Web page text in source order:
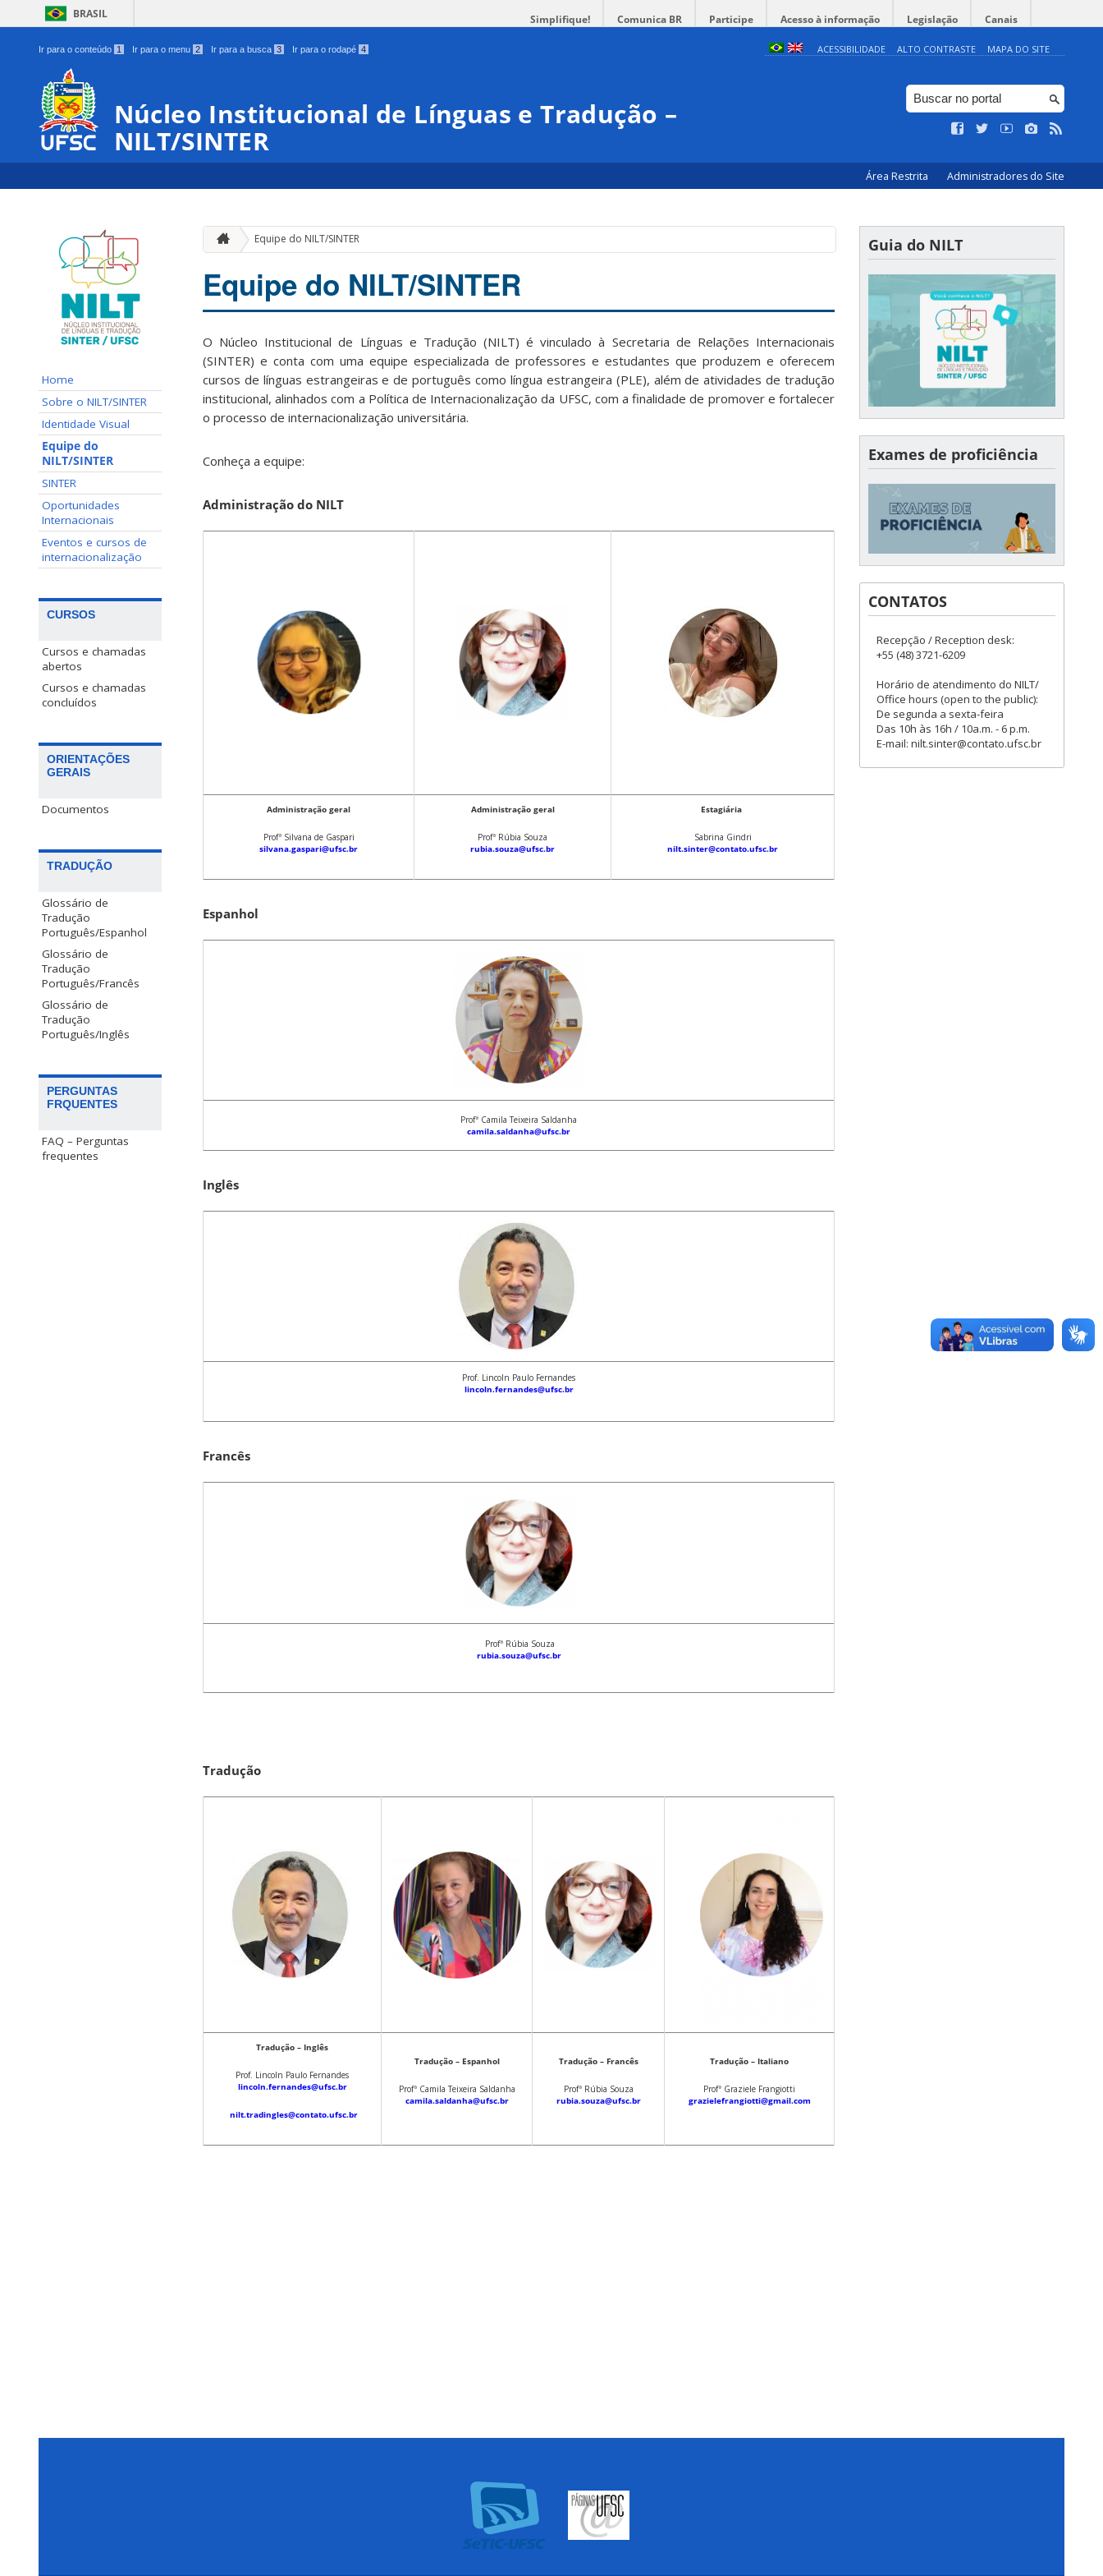
BRASIL Simplifique! Comunica BR Participe Acesso à informação Legislação Canais
Ir para o conteúdo 1 Ir para o menu 2 Ir para a busca 3 Ir para o rodapé 4 ACESSIBILIDADE ALTO CONTRASTE MAPA DO SITE
Núcleo Institucional de Línguas e Tradução –
NILT/SINTER
Área Restrita Administradores do Site
Home
Sobre o NILT/SINTER
Identidade Visual
Equipe do
NILT/SINTER
SINTER
Oportunidades
Internacionais
Eventos e cursos de
internacionalização
CURSOS
Cursos e chamadas
abertos
Cursos e chamadas
concluídos
ORIENTAÇÕES
GERAIS
Documentos
TRADUÇÃO
Glossário de
Tradução
Português/Espanhol
Glossário de
Tradução
Português/Francês
Glossário de
Tradução
Português/Inglês
PERGUNTAS
FRQUENTES
FAQ – Perguntas
frequentes
Equipe do NILT/SINTER
Equipe do NILT/SINTER
O Núcleo Institucional de Línguas e Tradução (NILT) é vinculado à Secretaria de Relações Internacionais
(SINTER) e conta com uma equipe especializada de professores e estudantes que produzem e oferecem
cursos de línguas estrangeiras e de português como língua estrangeira (PLE), além de atividades de tradução
institucional, alinhados com a Política de Internacionalização da UFSC, com a finalidade de promover e fortalecer
o processo de internacionalização universitária.
Conheça a equipe:
Administração do NILT
Administração geral
Profª Silvana de Gaspari
silvana.gaspari@ufsc.br
Administração geral
Profª Rúbia Souza
rubia.souza@ufsc.br
Estagiária
Sabrina Gindri
nilt.sinter@contato.ufsc.br
Espanhol
Profª Camila Teixeira Saldanha
camila.saldanha@ufsc.br
Inglês
Prof. Lincoln Paulo Fernandes
lincoln.fernandes@ufsc.br
Francês
Profª Rúbia Souza
rubia.souza@ufsc.br
Tradução
Tradução – Inglês
Prof. Lincoln Paulo Fernandes
lincoln.fernandes@ufsc.br
nilt.tradingles@contato.ufsc.br
Tradução – Espanhol
Profª Camila Teixeira Saldanha
camila.saldanha@ufsc.br
Tradução – Francês
Profª Rúbia Souza
rubia.souza@ufsc.br
Tradução – Italiano
Profª Graziele Frangiotti
grazielefrangiotti@gmail.com
Guia do NILT
Exames de proficiência
CONTATOS
Recepção / Reception desk:
+55 (48) 3721-6209
Horário de atendimento do NILT/
Office hours (open to the public):
De segunda a sexta-feira
Das 10h às 16h / 10a.m. - 6 p.m.
E-mail: nilt.sinter@contato.ufsc.br